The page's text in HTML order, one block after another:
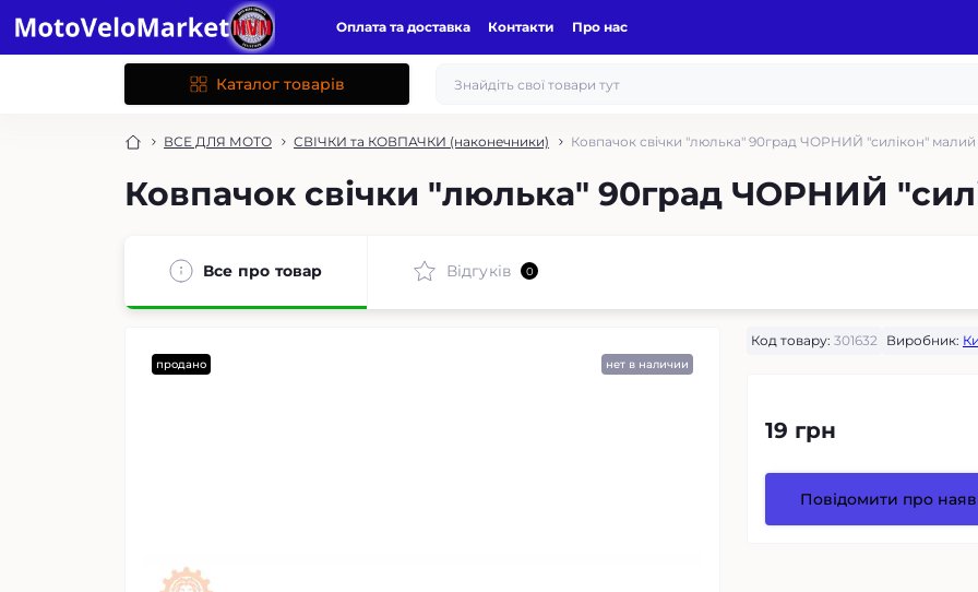
Оплата та доставка Контакти Про нас
Каталог товарів
ВСЕ ДЛЯ МОТО СВІЧКИ та КОВПАЧКИ (наконечники) Ковпачок свічки "люлька" 90град ЧОРНИЙ "силікон" малий
Ковпачок свічки "люлька" 90град ЧОРНИЙ
Все про товар Відгуків 0
продано нет в наличии
Код товару: 301632 Виробник:
19 грн
Повідомити про